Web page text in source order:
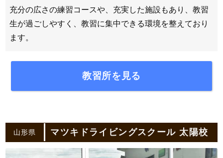
充分の広さの練習コースや、充実した施設もあり、教習
生が過ごしやすく、教習に集中できる環境を整えており
ます。
教習所を見る
山形県 マツキドライビングスクール 太陽校